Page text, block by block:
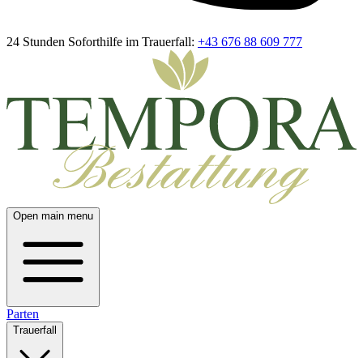
24 Stunden Soforthilfe im Trauerfall: +43 676 88 609 777
Open main menu
Parten
Trauerfall